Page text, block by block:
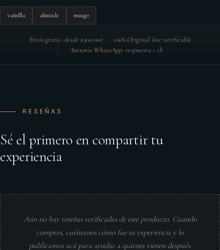
vainilla almizcle musgo
Envío gratis· desde $300.000 100% Original· lote verificable
Asesoría WhatsApp· respuesta < 1h
RESEÑAS
Sé el primero en compartir tu
experiencia
Aún no hay reseñas verificadas de este producto. Cuando
compres, cuéntanos cómo fue tu experiencia y lo
publicamos acá para ayudar a quienes vienen después.